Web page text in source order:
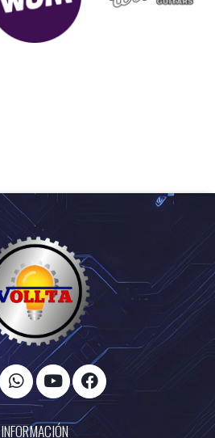
INFORMACIÓN